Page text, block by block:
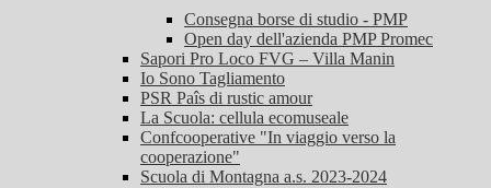
Consegna borse di studio - PMP
Open day dell'azienda PMP Promec
Sapori Pro Loco FVG – Villa Manin
Io Sono Tagliamento
PSR Paîs di rustic amour
La Scuola: cellula ecomuseale
Confcooperative "In viaggio verso la
cooperazione"
Scuola di Montagna a.s. 2023-2024